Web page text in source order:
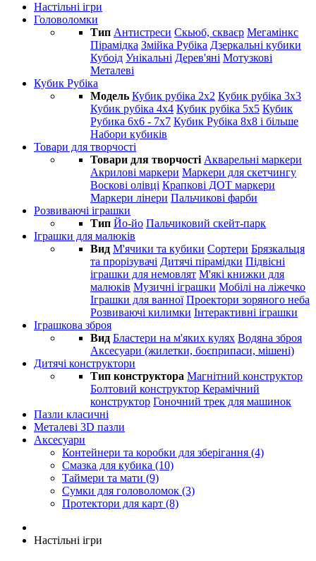
Настільні ігри
Головоломки
Тип Антистреси Cкьюб, скваєр Мегамінкс
Пірамідка Змійка Рубіка Дзеркальні кубики
Кубоід Унікальні Дерев'яні Мотузкові
Металеві
Кубик Рубіка
Модель Кубик рубіка 2х2 Кубик рубіка 3х3
Кубик рубіка 4х4 Кубик рубіка 5х5 Кубик
Рубика 6х6 - 7х7 Кубик Рубіка 8х8 і більше
Набори кубиків
Товари для творчості
Товари для творчості Акварельні маркери
Акрилові маркери Маркери для скетчингу
Воскові олівці Крапкові ДОТ маркери
Маркери лінери Пальчикові фарби
Розвиваючі іграшки
Тип Йо-йо Пальчиковий скейт-парк
Іграшки для малюків
Вид М'ячики та кубики Сортери Брязкальця
та прорізувачі Дитячі пірамідки Підвісні
іграшки для немовлят М'які книжки для
малюків Музичні іграшки Мобілі на ліжечко
Іграшки для ванної Проектори зоряного неба
Розвиваючі килимки Інтерактивні іграшки
Іграшкова зброя
Вид Бластери на м'яких кулях Водяна зброя
Аксесуари (жилетки, боєприпаси, мішені)
Дитячі конструктори
Тип конструктора Магнітний конструктор
Болтовий конструктор Керамічний
конструктор Гоночний трек для машинок
Пазли класичні
Металеві 3D пазли
Аксесуари
Контейнери та коробки для зберігання (4)
Смазка для кубика (10)
Таймери та мати (9)
Сумки для головоломок (3)
Протектори для карт (8)
Настільні ігри